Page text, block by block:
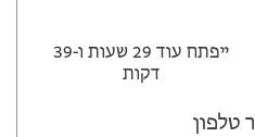
ייפתח עוד 29 שעות ‫ו-39
דקות
טלפון